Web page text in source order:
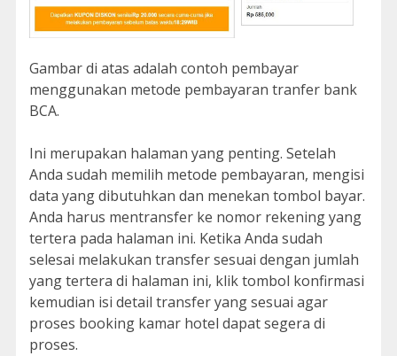
Gambar di atas adalah contoh pembayar
menggunakan metode pembayaran tranfer bank
BCA.
Ini merupakan halaman yang penting. Setelah
Anda sudah memilih metode pembayaran, mengisi
data yang dibutuhkan dan menekan tombol bayar.
Anda harus mentransfer ke nomor rekening yang
tertera pada halaman ini. Ketika Anda sudah
selesai melakukan transfer sesuai dengan jumlah
yang tertera di halaman ini, klik tombol konfirmasi
kemudian isi detail transfer yang sesuai agar
proses booking kamar hotel dapat segera di
proses.